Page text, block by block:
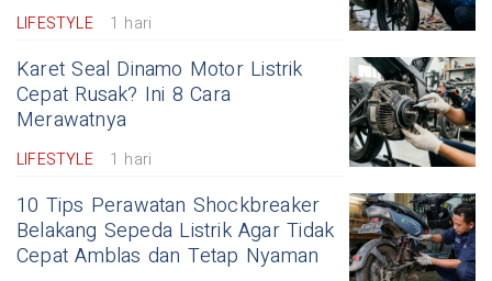
LIFESTYLE 1 hari
Karet Seal Dinamo Motor Listrik
Cepat Rusak? Ini 8 Cara
Merawatnya
LIFESTYLE 1 hari
10 Tips Perawatan Shockbreaker
Belakang Sepeda Listrik Agar Tidak
Cepat Amblas dan Tetap Nyaman